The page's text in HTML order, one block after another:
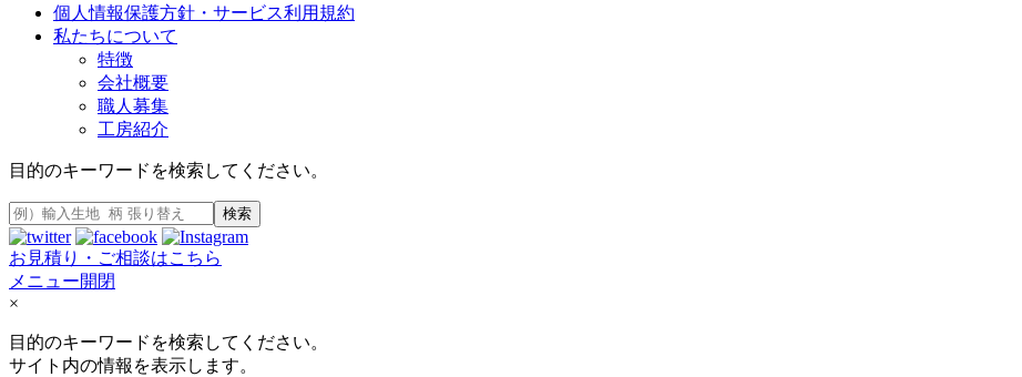
個人情報保護方針・サービス利用規約
私たちについて
特徴
会社概要
職人募集
工房紹介
目的のキーワードを検索してください。
検索
お見積り・ご相談はこちら
メニュー開閉
×
目的のキーワードを検索してください。
サイト内の情報を表示します。